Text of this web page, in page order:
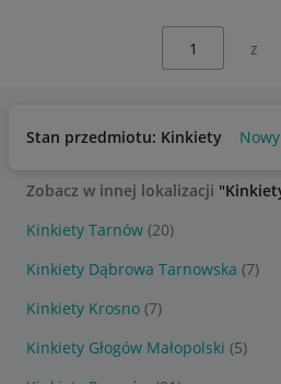
z
Stan przedmiotu: Kinkiety Nowy
Zobacz w innej lokalizacji
Kinkiety Tarnów (20)
Kinkiety Dąbrowa Tarnowska (7)
Kinkiety Krosno (7)
Kinkiety Głogów Małopolski (5)